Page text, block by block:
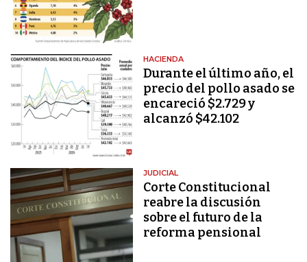
HACIENDA
Durante el último año, el
precio del pollo asado se
encareció $2.729 y
alcanzó $42.102
JUDICIAL
Corte Constitucional
reabre la discusión
sobre el futuro de la
reforma pensional